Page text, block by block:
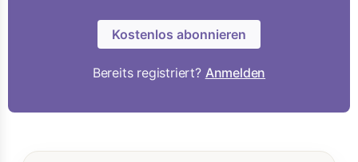
Kostenlos abonnieren
Bereits registriert? Anmelden